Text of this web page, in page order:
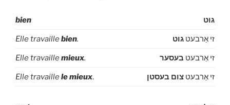
bien גוט
Elle travaillebien. זי אַרבעט גוט
Elle travaillemieux. זי אַרבעט בעסער
Elle travaillele mieux. זי אַרבעט צום בעסטן